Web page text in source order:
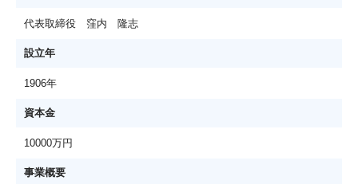
代表取締役 窪内 隆志
設立年
1906年
資本金
10000万円
事業概要